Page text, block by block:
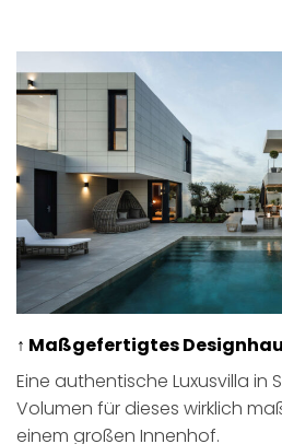
↑ Maßgefertigtes
Eine authentische Luxusvilla in
Volumen für dieses wirklich
einem großen Innenhof.